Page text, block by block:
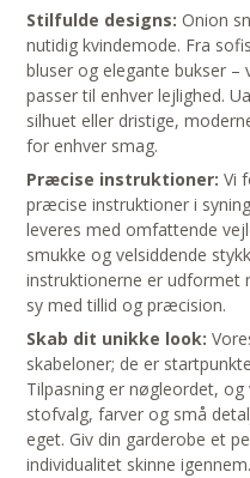
Stilfulde designs: Onion
nutidig kvindemode. Fra
bluser og elegante bukser –
passer til enhver lejlighed.
silhuet eller dristige,
for enhver smag.
Præcise instruktioner: Vi
præcise instruktioner i
leveres med omfattende
smukke og velsiddende
instruktionerne er udformet
sy med tillid og præcision.
Skab dit unikke look:
skabeloner; de er
Tilpasning er nøgleordet,
stofvalg, farver og små
eget. Giv din garderobe et
individualitet skinne igennem.